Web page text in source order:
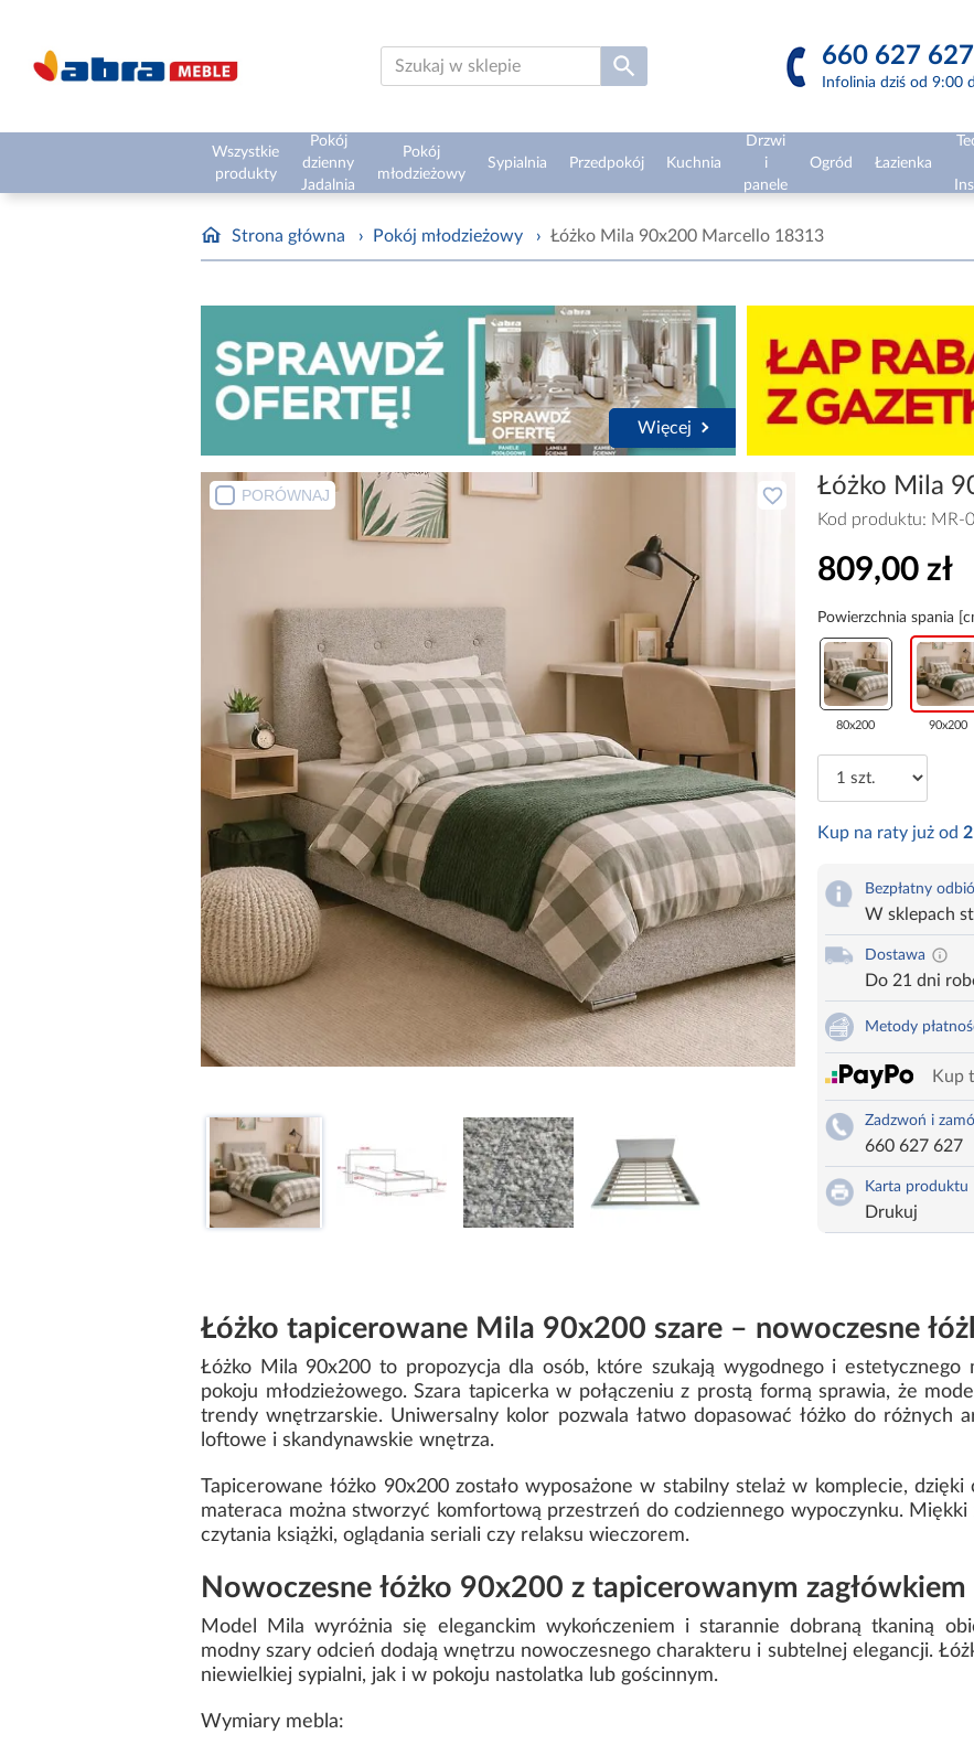
660 627 627
Infolinia dziś od 9:00
Wszystkie
produkty
Pokój
dzienny
Jadalnia
Pokój
młodzieżowy
Sypialnia Przedpokój Kuchnia
Drzwi
i
panele
Ogród Łazienka
Strona główna › Pokój młodzieżowy › Łóżko Mila 90x200 Marcello 18313
Więcej
PORÓWNAJ Łóżko Mila
Kod produktu: MR-
809,00 zł
Powierzchnia spania
80x200 90x200
Kup na raty już od
Bezpłatny
W sklepach
Dostawa
Do 21 dni
Metody
Kup
Zadzwoń i
660 627 627
Karta produktu
Drukuj
Łóżko tapicerowane Mila 90x200 szare – nowoczesne
Łóżko Mila 90x200 to propozycja dla osób, które szukają wygodnego i estetycznego
pokoju młodzieżowego. Szara tapicerka w połączeniu z prostą formą sprawia, że
trendy wnętrzarskie. Uniwersalny kolor pozwala łatwo dopasować łóżko do różnych
loftowe i skandynawskie wnętrza.
Tapicerowane łóżko 90x200 zostało wyposażone w stabilny stelaż w komplecie,
materaca można stworzyć komfortową przestrzeń do codziennego wypoczynku. Miękki
czytania książki, oglądania seriali czy relaksu wieczorem.
Nowoczesne łóżko 90x200 z tapicerowanym zagłówkiem
Model Mila wyróżnia się eleganckim wykończeniem i starannie dobraną tkaniną
modny szary odcień dodają wnętrzu nowoczesnego charakteru i subtelnej elegancji.
niewielkiej sypialni, jak i w pokoju nastolatka lub gościnnym.
Wymiary mebla: